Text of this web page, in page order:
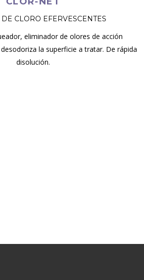
CLORO EFERVESCENTES
eliminador de olores de acción
la superficie a tratar. De rápida
disolución.